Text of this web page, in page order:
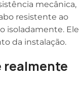
mecânica,
resistente ao
isoladamente. Ele
da instalação.
realmente